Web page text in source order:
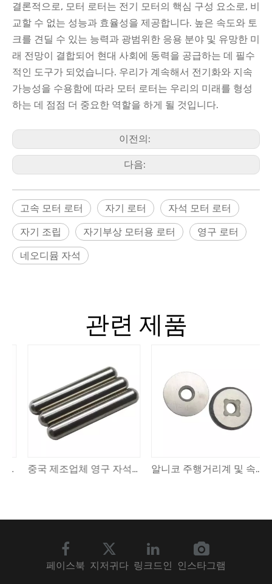
결론적으로, 모터 로터는 전기 모터의 핵심 구성 요소로, 비
교할 수 없는 성능과 효율성을 제공합니다. 높은 속도와 토
크를 견딜 수 있는 능력과 광범위한 응용 분야 및 유망한 미
래 전망이 결합되어 현대 사회에 동력을 공급하는 데 필수
적인 도구가 되었습니다. 우리가 계속해서 전기화와 지속
가능성을 수용함에 따라 모터 로터는 우리의 미래를 형성
하는 데 점점 더 중요한 역할을 하게 될 것입니다.
이전의:
다음:
고속 모터 로터 자기 로터 자석 모터 로터
자기 조립 자기부상 모터용 로터 영구 로터
네오디뮴 자석
관련 제품
중국 제조업체 영구 자석 실린더 알니코 자석 산업용 자석 기타 픽업 알니코 주행거리계 및 속도계 자석
페이스북 지저귀다 링크드인 인스타그램